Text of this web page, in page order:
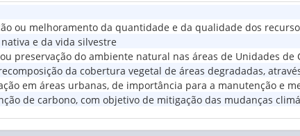
ou melhoramento da quantidade e da qualidade dos
e da vida silvestre
preservação do ambiente natural nas áreas de Unidades
da cobertura vegetal de áreas degradadas,
em áreas urbanas, de importância para a manutenção
de carbono, com objetivo de mitigação das mudanças